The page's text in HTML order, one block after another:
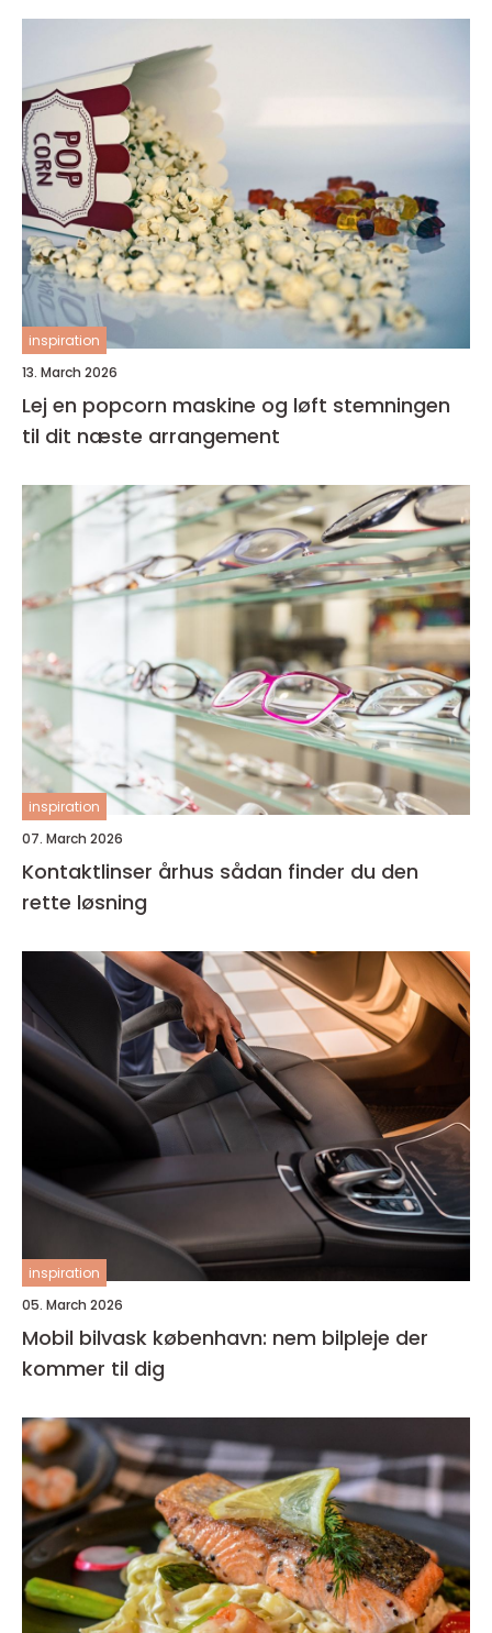
inspiration
13. March 2026
Lej en popcorn maskine og løft stemningen
til dit næste arrangement
inspiration
07. March 2026
Kontaktlinser århus sådan finder du den
rette løsning
inspiration
05. March 2026
Mobil bilvask københavn: nem bilpleje der
kommer til dig